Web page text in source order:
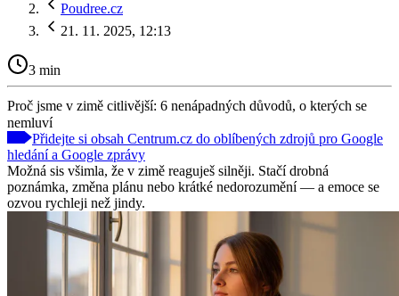
Poudree.cz
21. 11. 2025, 12:13
3 min
Proč jsme v zimě citlivější: 6 nenápadných důvodů, o kterých se
nemluví
Přidejte si obsah Centrum.cz do oblíbených zdrojů pro Google
hledání a Google zprávy
Možná sis všimla, že v zimě reaguješ silněji. Stačí drobná
poznámka, změna plánu nebo krátké nedorozumění — a emoce se
ozvou rychleji než jindy.